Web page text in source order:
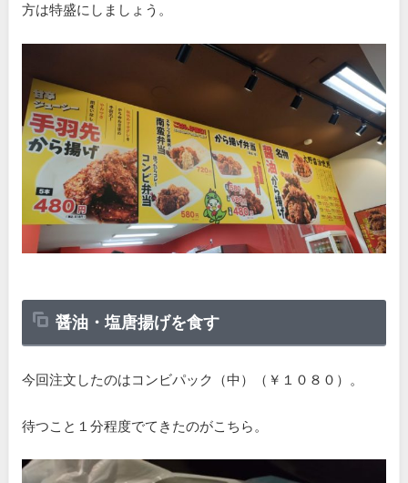
方は特盛にしましょう。
醤油・塩唐揚げを食す
今回注文したのはコンビパック（中）（￥１０８０）。
待つこと１分程度でてきたのがこちら。